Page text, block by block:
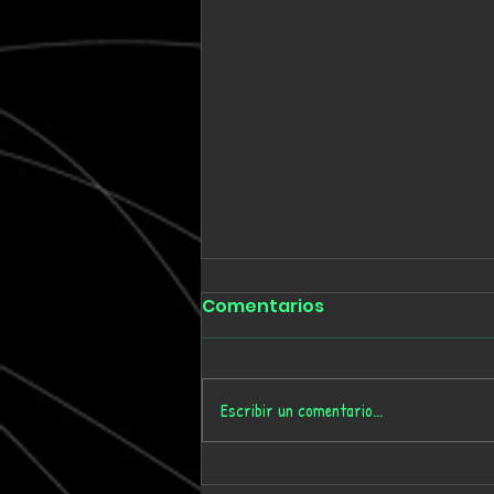
Tmygn convierte
Comentarios
Escribir un comentario...